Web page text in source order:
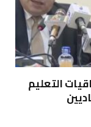
التعليم